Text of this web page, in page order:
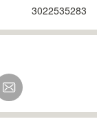
3022535283